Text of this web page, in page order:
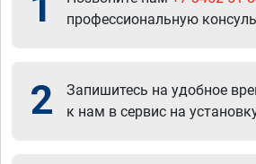
профессиональную
2
Запишитесь на удобное
к нам в сервис на